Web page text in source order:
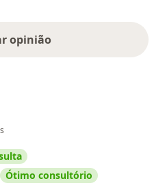
opinião
Ótimo consultório